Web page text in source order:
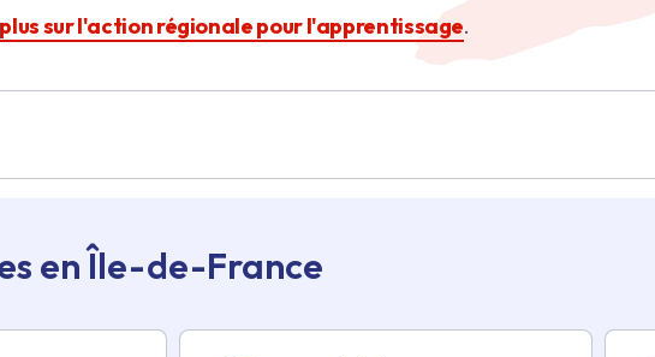
sur l'action régionale pour l'apprentissage.
en Île-de-France